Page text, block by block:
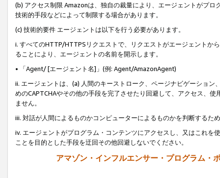
(b) アクセス制限 Amazonは、独自の裁量により、エージェントがプ
技術的手段などによって制限する場合があります。
(c) 技術的要件 エージェントは以下を行う必要があります。
i. すべてのHTTP/HTTPSリクエストで、リクエストがエージェントか
ることにより、エージェントの名前を開示します。
• 「Agent/ [エージェント名]」(例: Agent/AmazonAgent)
ii. エージェントは、(a) 人間のキーストローク、ページナビゲーショ
めのCAPTCHAやその他の手段を完了させたり回避して、アクセス、
ません。
iii. 対話が人間によるものかコンピューターによるものかを判断するた
iv. エージェントがプログラム・コンテンツにアクセスし、又はこれ
ことを目的とした手段を迂回その他回避しないでください。
アマゾン・インフルエンサー・プログラム・